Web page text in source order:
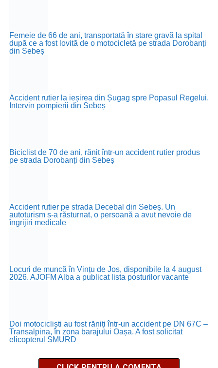
Femeie de 66 de ani, transportată în stare gravă la spital
după ce a fost lovită de o motocicletă pe strada Dorobanți
din Sebeș
Accident rutier la ieșirea din Șugag spre Popasul Regelui.
Intervin pompierii din Sebeș
Biciclist de 70 de ani, rănit într-un accident rutier produs
pe strada Dorobanți din Sebeș
Accident rutier pe strada Decebal din Sebeș. Un
autoturism s-a răsturnat, o persoană a avut nevoie de
îngrijiri medicale
Locuri de muncă în Vințu de Jos, disponibile la 4 august
2026. AJOFM Alba a publicat lista posturilor vacante
Doi motocicliști au fost răniți într-un accident pe DN 67C –
Transalpina, în zona barajului Oașa. A fost solicitat
elicopterul SMURD